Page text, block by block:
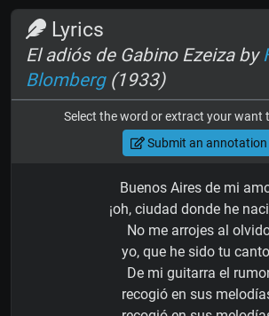
Lyrics
El adiós de Gabino Ezeiza by
Blomberg(1933)
Select the word or extract your want
Submit an annotation
Buenos Aires de mi
¡oh, ciudad donde he
No me arrojes al
yo, que he sido tu
De mi guitarra el
recogió en sus